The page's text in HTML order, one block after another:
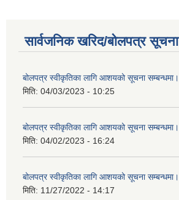
सार्वजनिक खरिद/बोलपत्र सूचना
बोलपत्र स्वीकृतिका लागि आशयको सूचना सम्बन्धमा।
मिति: 04/03/2023 - 10:25
बोलपत्र स्वीकृतिका लागि आशयको सूचना सम्बन्धमा।
मिति: 04/02/2023 - 16:24
बोलपत्र स्वीकृतिका लागि आशयको सूचना सम्बन्धमा।
मिति: 11/27/2022 - 14:17